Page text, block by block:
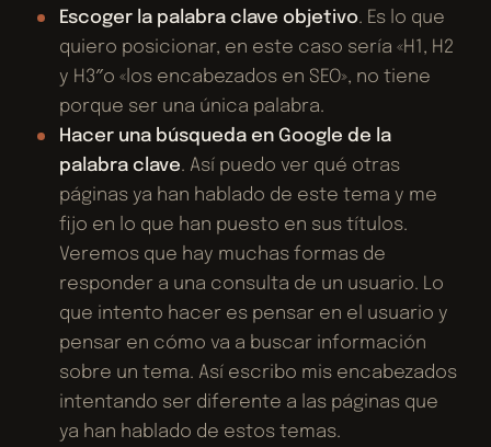
Escoger la palabra clave objetivo. Es lo que
quiero posicionar, en este caso sería «H1, H2
y H3″o «los encabezados en SEO», no tiene
porque ser una única palabra.
Hacer una búsqueda en Google de la
palabra clave. Así puedo ver qué otras
páginas ya han hablado de este tema y me
fijo en lo que han puesto en sus títulos.
Veremos que hay muchas formas de
responder a una consulta de un usuario. Lo
que intento hacer es pensar en el usuario y
pensar en cómo va a buscar información
sobre un tema. Así escribo mis encabezados
intentando ser diferente a las páginas que
ya han hablado de estos temas.